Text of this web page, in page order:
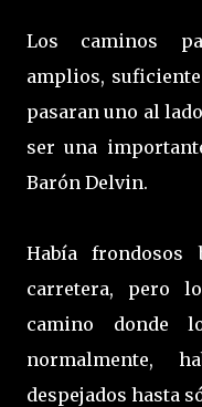
Los caminos
amplios,
pasaran uno al
ser una
Barón Delvin.
Había
carretera, pero
camino donde
normalmente,
despejados hasta